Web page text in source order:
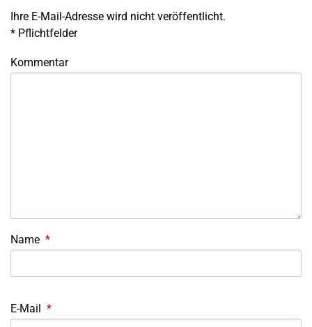
Ihre E-Mail-Adresse wird nicht veröffentlicht.
* Pflichtfelder
Kommentar
Name *
E-Mail *